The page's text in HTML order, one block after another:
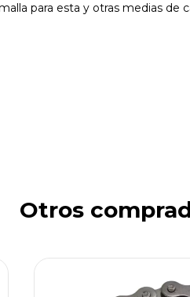
para esta y otras medias de
Otros